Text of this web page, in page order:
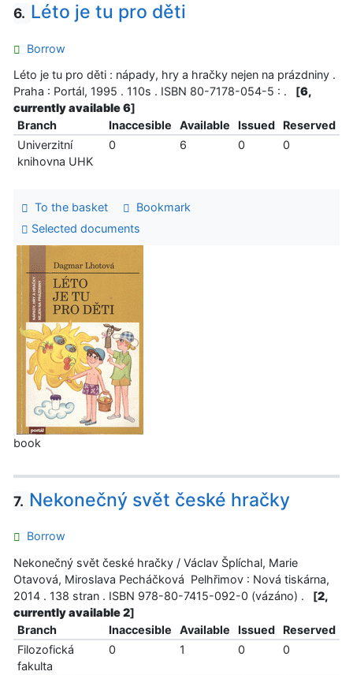
6. Léto je tu pro děti
Borrow
Léto je tu pro děti : nápady, hry a hračky nejen na prázdniny .
Praha : Portál, 1995 . 110s . ISBN 80-7178-054-5 : .
[6,
currently available 6]
Branch
Inaccesible Available Issued
Reserved
Univerzitní
knihovna UHK
0 6 0 0
To the basket
Bookmark
Selected documents
book
7. Nekonečný svět české hračky
Borrow
Nekonečný svět české hračky / Václav Šplíchal, Marie
Otavová, Miroslava Pecháčková Pelhřimov : Nová tiskárna,
2014 . 138 stran . ISBN 978-80-7415-092-0 (vázáno) .
[2,
currently available 2]
Branch
Inaccesible Available Issued
Reserved
Filozofická
fakulta
0 1 0 0